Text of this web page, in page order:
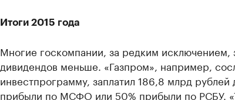
Итоги 2015 года
Многие госкомпании, за редким исключением,
дивидендов меньше. «Газпром», например,
инвестпрограмму, заплатил 186,8 млрд рублей
прибыли по МСФО или 50% прибыли по РСБУ.